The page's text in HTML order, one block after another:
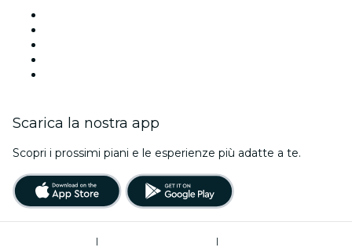
Scarica la nostra app
Scopri i prossimi piani e le esperienze più adatte a te.
|
|